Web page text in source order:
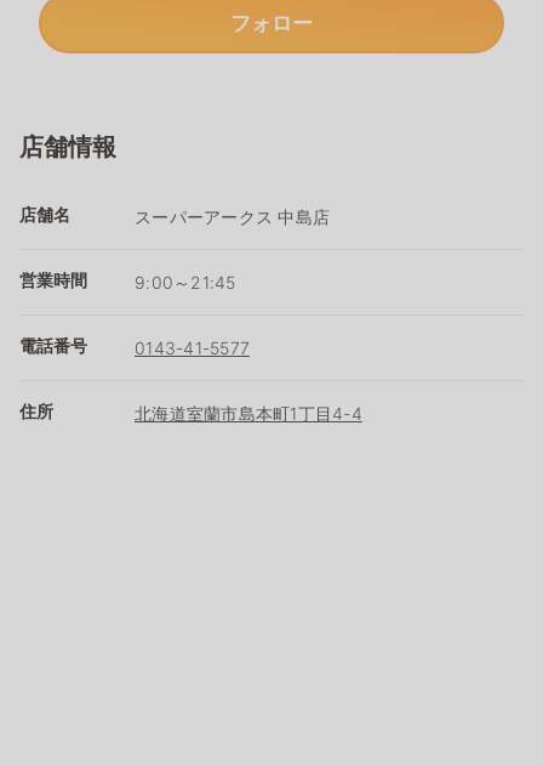
フォロー
店舗情報
店舗名 スーパーアークス 中島店
営業時間 9:00～21:45
電話番号 0143-41-5577
住所 北海道室蘭市島本町1丁目4-4